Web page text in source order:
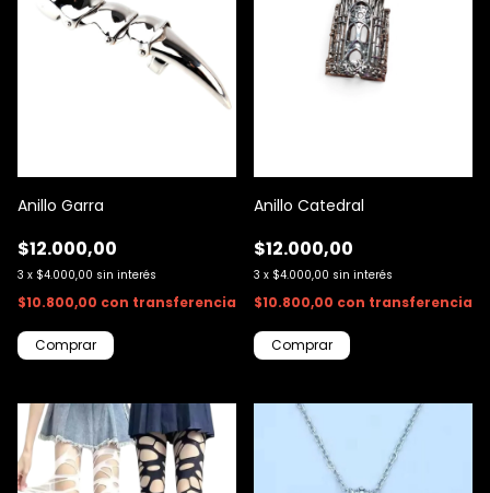
Anillo Garra
$12.000,00
3 x $4.000,00 sin interés
$10.800,00 con transferencia
Anillo Catedral
$12.000,00
3 x $4.000,00 sin interés
$10.800,00 con transferencia